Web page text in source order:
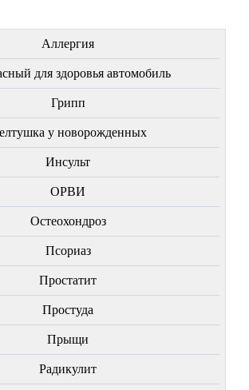
Аллергия
для здоровья автомобиль
Грипп
у новорожденных
Инсульт
ОРВИ
Остеохондроз
Пcориаз
Простатит
Простуда
Прыщи
Радикулит